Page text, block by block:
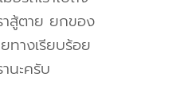
าสู้ตาย ยกของ
ทางเรียบร้อย
นะครับ